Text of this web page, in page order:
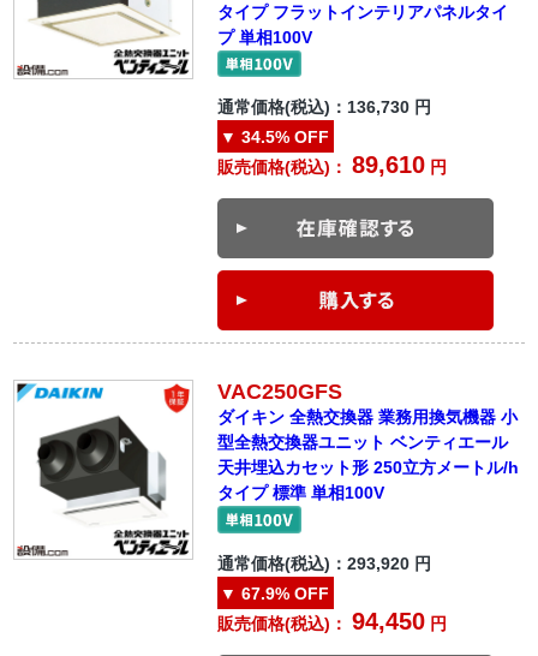
タイプ フラットインテリアパネルタイ
プ 単相100V
通常価格(税込)： 136,730 円
▼ 34.5% OFF
販売価格(税込)：89,610 円
VAC250GFS
ダイキン 全熱交換器 業務用換気機器 小
型全熱交換器ユニット ベンティエール
天井埋込カセット形 250立方メートル/h
タイプ 標準 単相100V
通常価格(税込)：293,920 円
▼ 67.9% OFF
販売価格(税込)：94,450 円